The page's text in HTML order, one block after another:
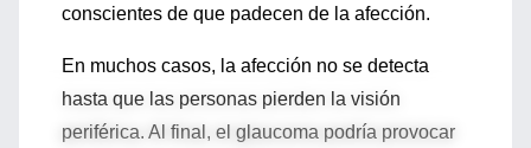
conscientes de que padecen de la afección.
En muchos casos, la afección no se detecta
hasta que las personas pierden la visión
periférica. Al final, el glaucoma podría provocar